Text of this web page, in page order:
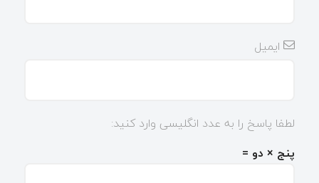
ایمیل
لطفا پاسخ را به عدد انگلیسی وارد کنید:
پنج × دو =